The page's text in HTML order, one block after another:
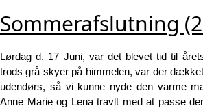
Sommerafslutning
Lørdag d. 17 Juni, var det blevet tid til
trods grå skyer på himmelen, var der
udendørs, så vi kunne nyde den varme
Anne Marie og Lena travlt med at passe